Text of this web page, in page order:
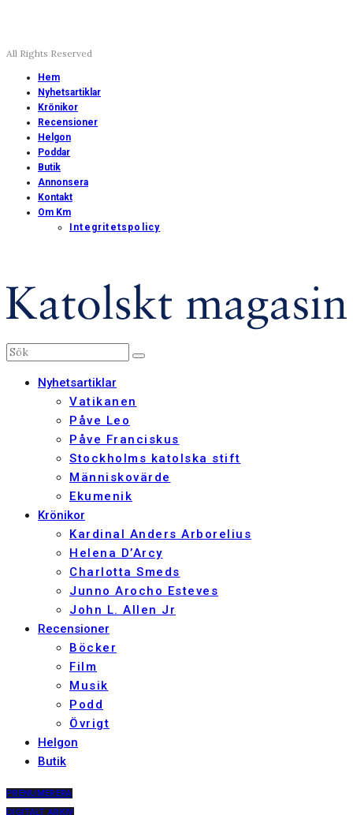
All Rights Reserved
Hem
Nyhetsartiklar
Krönikor
Recensioner
Helgon
Poddar
Butik
Annonsera
Kontakt
Om Km
Integritetspolicy
Nyhetsartiklar
Vatikanen
Påve Leo
Påve Franciskus
Stockholms katolska stift
Människovärde
Ekumenik
Krönikor
Kardinal Anders Arborelius
Helena D’Arcy
Charlotta Smeds
Junno Arocho Esteves
John L. Allen Jr
Recensioner
Böcker
Film
Musik
Podd
Övrigt
Helgon
Butik
PRENUMERERA
DIGITALT ARKIV